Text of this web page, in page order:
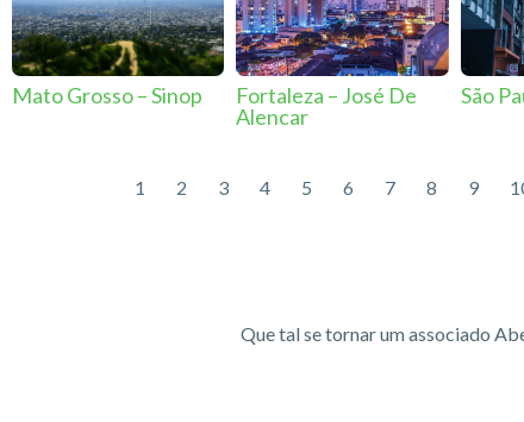
Mato Grosso – Sinop
Fortaleza – José De
Alencar
São
1 2 3 4 5 6 7 8 9
Que tal se tornar um associado